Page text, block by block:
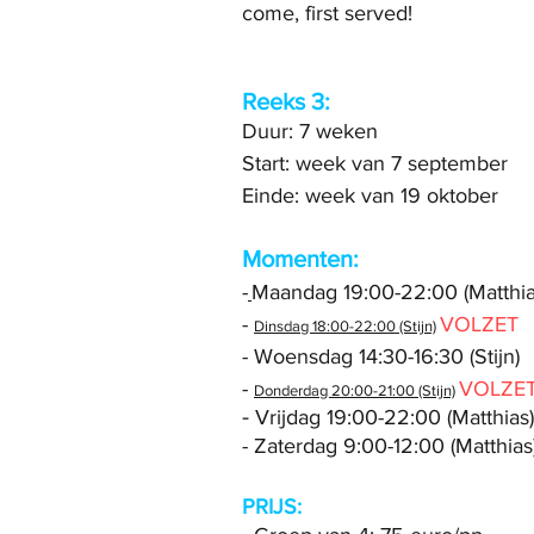
come, first served!
Reeks 3:
Duur: 7 weken
Start: week van 7 september
Einde: week van 19 oktober
Momenten:
- Maandag 19:00-22:00
- Dinsdag 18:00-22:00 (Stijn) VOLZET
- Woensdag 14:30-16:30 (Stijn)
- Donderdag 20:00-21:00 (Stijn)​
- Vrijdag 19:00-22:00 (Matthias)
- Zaterdag 9:00-12:00
PRIJS: